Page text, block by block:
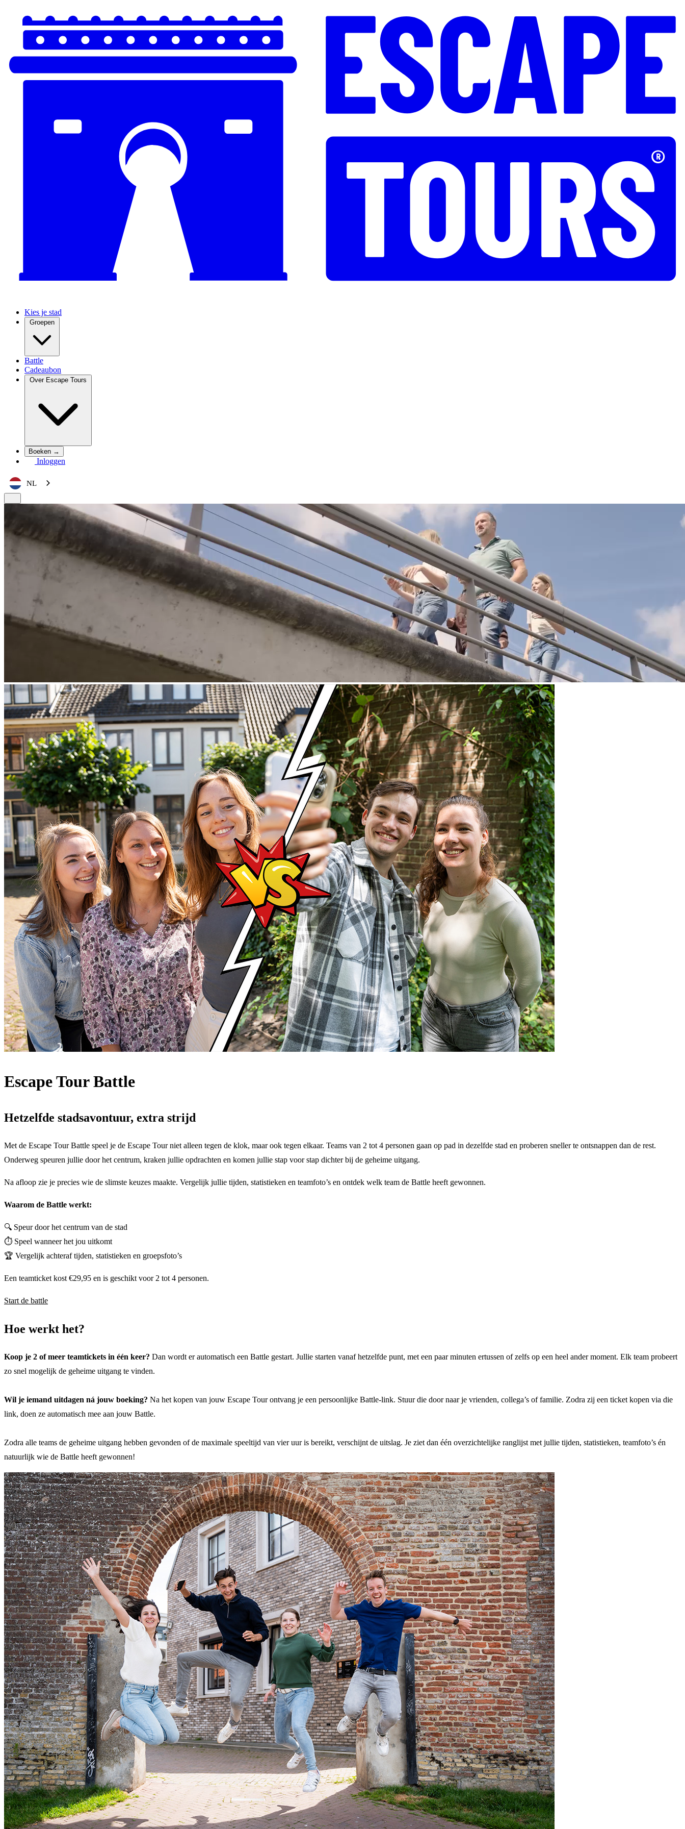
Kies je stad
Groepen
Battle
Cadeaubon
Over Escape Tours
Boeken →
Inloggen
NL
Escape Tour Battle
Hetzelfde stadsavontuur, extra strijd
Met de Escape Tour Battle speel je de Escape Tour niet alleen tegen de klok, maar ook tegen elkaar. Teams van 2 tot 4 personen gaan op pad in dezelfde stad en proberen sneller te ontsnappen dan de rest.
Onderweg speuren jullie door het centrum, kraken jullie opdrachten en komen jullie stap voor stap dichter bij de geheime uitgang.
Na afloop zie je precies wie de slimste keuzes maakte. Vergelijk jullie tijden, statistieken en teamfoto’s en ontdek welk team de Battle heeft gewonnen.
Waarom de Battle werkt:
🔍 Speur door het centrum van de stad
⏱️ Speel wanneer het jou uitkomt
🏆 Vergelijk achteraf tijden, statistieken en groepsfoto’s
Een teamticket kost €29,95 en is geschikt voor 2 tot 4 personen.
Start de battle
Hoe werkt het?
Koop je 2 of meer teamtickets in één keer? Dan wordt er automatisch een Battle gestart. Jullie starten vanaf hetzelfde punt, met een paar minuten ertussen of zelfs op een heel ander moment. Elk team probeert
zo snel mogelijk de geheime uitgang te vinden.
Wil je iemand uitdagen ná jouw boeking? Na het kopen van jouw Escape Tour ontvang je een persoonlijke Battle-link. Stuur die door naar je vrienden, collega’s of familie. Zodra zij een ticket kopen via die
link, doen ze automatisch mee aan jouw Battle.
Zodra alle teams de geheime uitgang hebben gevonden of de maximale speeltijd van vier uur is bereikt, verschijnt de uitslag. Je ziet dan één overzichtelijke ranglijst met jullie tijden, statistieken, teamfoto’s én
natuurlijk wie de Battle heeft gewonnen!